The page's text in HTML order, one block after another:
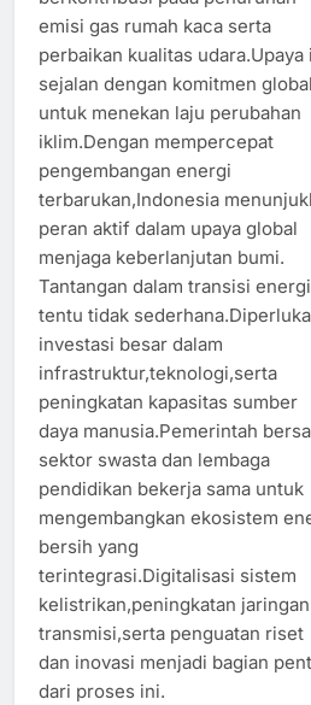
emisi gas rumah kaca serta
perbaikan kualitas udara.Upaya
sejalan dengan komitmen global
untuk menekan laju perubahan
iklim.Dengan mempercepat
pengembangan energi
terbarukan,Indonesia
peran aktif dalam upaya global
menjaga keberlanjutan bumi.
Tantangan dalam transisi energi
tentu tidak
investasi besar dalam
infrastruktur,teknologi,serta
peningkatan kapasitas sumber
daya manusia.Pemerintah
sektor swasta dan lembaga
pendidikan bekerja sama untuk
mengembangkan ekosistem
bersih yang
terintegrasi.Digitalisasi sistem
kelistrikan,peningkatan jaringan
transmisi,serta penguatan riset
dan inovasi menjadi bagian
dari proses ini.